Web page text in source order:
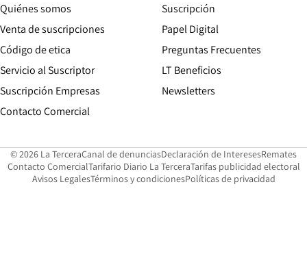
Quiénes somos
Venta de suscripciones
Código de etica Opens in new window
Servicio al Suscriptor
Suscripción Empresas
Contacto Comercial
Suscripción
Papel Digital
Preguntas Frecuentes
LT Beneficios
Newsletters
© 2026 La TerceraCanal de denunciasOpens in new window
Declaración de InteresesOpens in
Remates
Contacto ComercialOpens in new window
Tarifario Diario La TerceraOpens in new window
Tarifas publicidad electoral
Avisos LegalesOpens in new window
Términos y condicionesPolíticas de privacidad